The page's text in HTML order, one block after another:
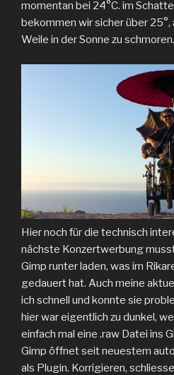
momentan bei 24°C. im
bekommen wir sicher über
Weile in der Sonne zu schmoren.
Hier noch für die technisch
nächste Konzertwerbung
Gimp runter laden, was im
gedauert hat. Auch meine
ich schnell und konnte sie
hier war eigentlich zu dunkel,
einfach mal eine .raw Datei ins
Gimp öffnet seit neuestem
als Plugin. Korrigieren,